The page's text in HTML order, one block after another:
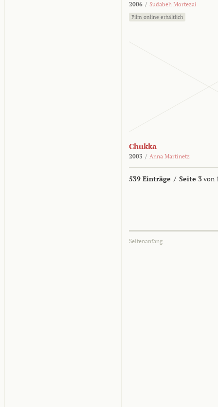
2006 / Sudabeh Mortezai
Film online erhältlich
Chukka
2003 / Anna Martinetz
539 Einträge / Seite 3von
Seitenanfang